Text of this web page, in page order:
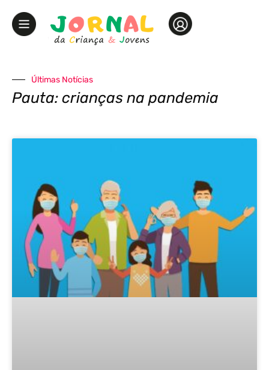
Últimas Notícias
Pauta: crianças na pandemia